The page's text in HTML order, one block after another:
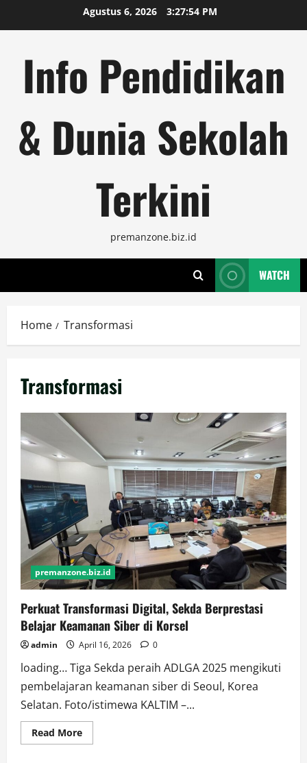
to
Agustus 6, 2026 3:27:55 PM
Info Pendidikan
& Dunia Sekolah
Terkini
premanzone.biz.id
WATCH
Home Transformasi
Transformasi
premanzone.biz.id
Perkuat Transformasi Digital, Sekda Berprestasi
Belajar Keamanan Siber di Korsel
admin April 16, 2026 0
loading… Tiga Sekda peraih ADLGA 2025 mengikuti
pembelajaran keamanan siber di Seoul, Korea
Selatan. Foto/istimewa KALTIM –...
Read MoreRead
more